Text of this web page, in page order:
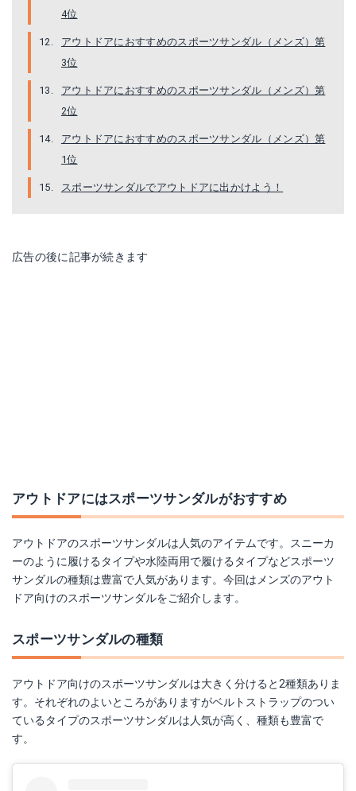
4位
アウトドアにおすすめのスポーツサンダル（メンズ）第
3位
アウトドアにおすすめのスポーツサンダル（メンズ）第
2位
アウトドアにおすすめのスポーツサンダル（メンズ）第
1位
スポーツサンダルでアウトドアに出かけよう！
広告の後に記事が続きます
アウトドアにはスポーツサンダルがおすすめ
アウトドアのスポーツサンダルは人気のアイテムです。スニーカ
ーのように履けるタイプや水陸両用で履けるタイプなどスポーツ
サンダルの種類は豊富で人気があります。今回はメンズのアウト
ドア向けのスポーツサンダルをご紹介します。
スポーツサンダルの種類
アウトドア向けのスポーツサンダルは大きく分けると2種類ありま
す。それぞれのよいところがありますがベルトストラップのつい
ているタイプのスポーツサンダルは人気が高く、種類も豊富で
す。